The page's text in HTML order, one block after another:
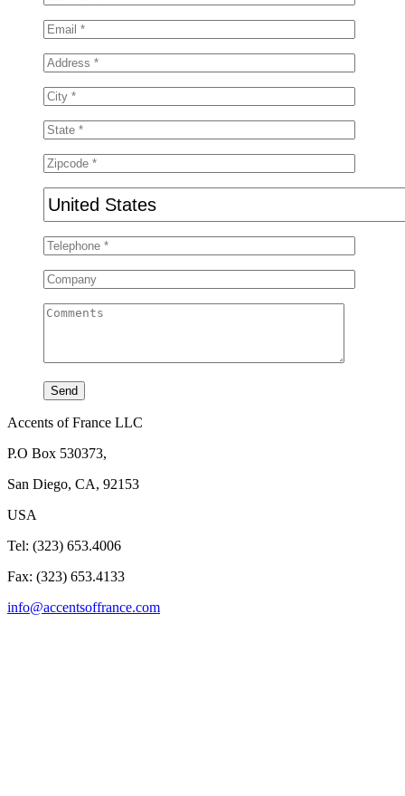
Accents of France LLC
P.O Box 530373,
San Diego, CA, 92153
USA
Tel: (323) 653.4006
Fax: (323) 653.4133
info@accentsoffrance.com